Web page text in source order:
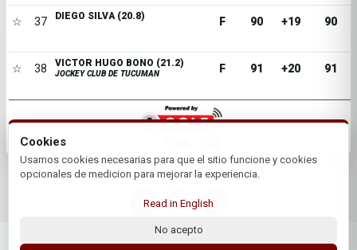
☆ 37 DIEGO SILVA (20.8) F 90 +19 90
☆ 38 VICTOR HUGO BONO (21.2)
JOCKEY CLUB DE TUCUMAN F 91 +20 91
© 2026 Jockey Club de Tucuman | by Plus+Golf
Cookies
Usamos cookies necesarias para que el sitio funcione y cookies
opcionales de medicion para mejorar la experiencia.
Read in English
No acepto